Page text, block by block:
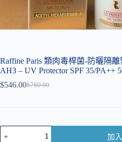
Raffine Paris 類肉毒桿菌-防曬隔
AH3 – UV Protector SPF 35/PA++
$780.00
$546.00
加